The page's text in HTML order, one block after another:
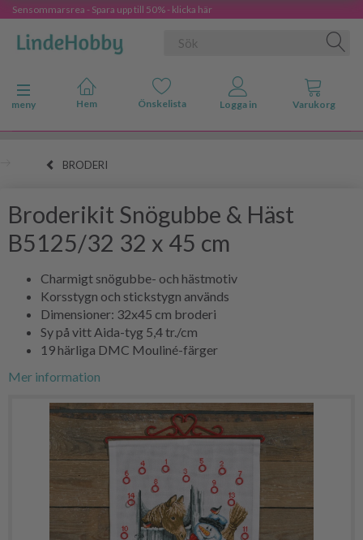
Sensommarsrea - Spara upp till 50% - klicka här
Ändra navigering
meny
BRODERI
Broderikit Snögubbe & Häst
B5125/32 32 x 45 cm
Charmigt snögubbe- och hästmotiv
Korsstygn och stickstygn används
Dimensioner: 32x45 cm broderi
Sy på vitt Aida-tyg 5,4 tr./cm
19 härliga DMC Mouliné-färger
Mer information